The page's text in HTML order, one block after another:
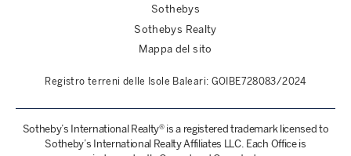
Sothebys
Sothebys Realty
Mappa del sito
Registro terreni delle Isole Baleari: GOIBE728083/2024
Sotheby’s International Realty® is a registered trademark licensed to
Sotheby’s International Realty Affiliates LLC. Each Office is